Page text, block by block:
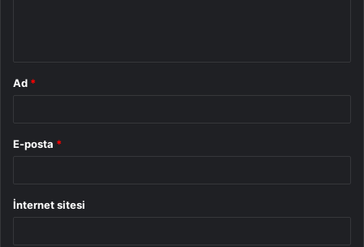
Ad *
E-posta *
İnternet sitesi